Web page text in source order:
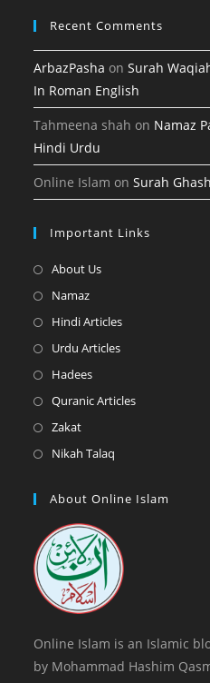
Recent Comments
ArbazPasha onSurah
In Roman English
Tahmeena shah on Namaz
Hindi Urdu
Online Islam onSurah
Important Links
About UsOpens
a
tab
NamazOpens
in
tab
Hindi ArticlesOpens
tab
Urdu ArticlesOpens
a
HadeesOpens
in
tab
Quranic ArticlesOpens
tab
ZakatOpens
in
new
Nikah Talaq
a
tab
About Online Islam
Online Islam is an Islamic
by Mohammad Hashim